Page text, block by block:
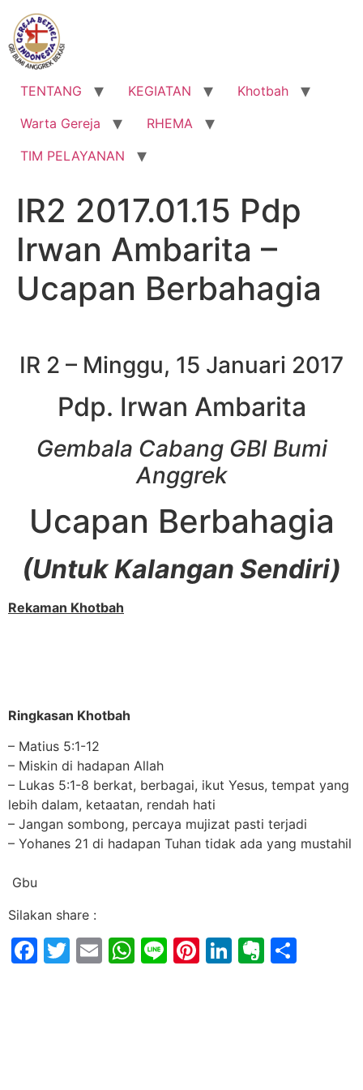
Lewati
konten
TENTANG KEGIATAN
Khotbah
Warta Gereja
RHEMA
TIM PELAYANAN
IR2 2017.01.15 Pdp
Irwan Ambarita –
Ucapan Berbahagia
IR 2 – Minggu, 15 Januari 2017
Pdp. Irwan Ambarita
Gembala Cabang GBI Bumi
Anggrek
Ucapan Berbahagia
(Untuk Kalangan Sendiri)
Rekaman Khotbah
Ringkasan Khotbah
– Matius 5:1-12
– Miskin di hadapan Allah
– Lukas 5:1-8 berkat, berbagai, ikut Yesus, tempat yang
lebih dalam, ketaatan, rendah hati
– Jangan sombong, percaya mujizat pasti terjadi
– Yohanes 21 di hadapan Tuhan tidak ada yang mustahil
Gbu
Silakan share :
Facebook
Twitter
EmailWhatsApp
LinePinterest
LinkedIn